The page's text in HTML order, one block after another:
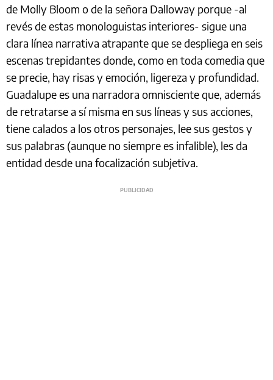
de Molly Bloom o de la señora Dalloway porque -al
revés de estas monologuistas interiores- sigue una
clara línea narrativa atrapante que se despliega en seis
escenas trepidantes donde, como en toda comedia que
se precie, hay risas y emoción, ligereza y profundidad.
Guadalupe es una narradora omnisciente que, además
de retratarse a sí misma en sus líneas y sus acciones,
tiene calados a los otros personajes, lee sus gestos y
sus palabras (aunque no siempre es infalible), les da
entidad desde una focalización subjetiva.